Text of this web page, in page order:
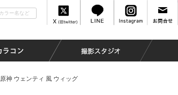
原神 ウェンティ 風 ウィッグ